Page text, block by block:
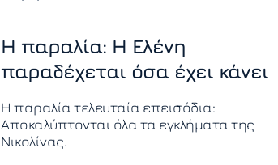
Η παραλία: Η Ελένη
παραδέχεται όσα έχει κάνει
Η παραλία τελευταία επεισόδια:
Αποκαλύπτονται όλα τα εγκλήματα της
Νικολίνας.